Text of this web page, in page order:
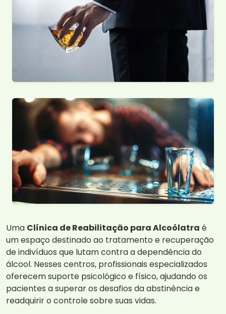
Uma Clínica de Reabilitação para Alcoólatra é
um espaço destinado ao tratamento e recuperação
de indivíduos que lutam contra a dependência do
álcool. Nesses centros, profissionais especializados
oferecem suporte psicológico e físico, ajudando os
pacientes a superar os desafios da abstinência e
readquirir o controle sobre suas vidas.